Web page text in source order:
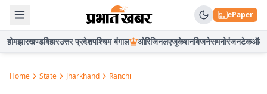
ePaper
होमझारखण्डबिहारउत्तर प्रदेशपश्चिम बंगाल ओरिजिनलएजुकेशनबिजनेसमनोरंजनटेकऑटो
Home State Jharkhand Ranchi